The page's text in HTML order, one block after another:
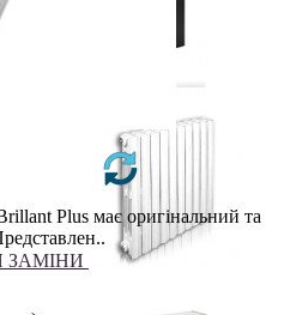
ЗАМІНИ
Plus має оригінальний та